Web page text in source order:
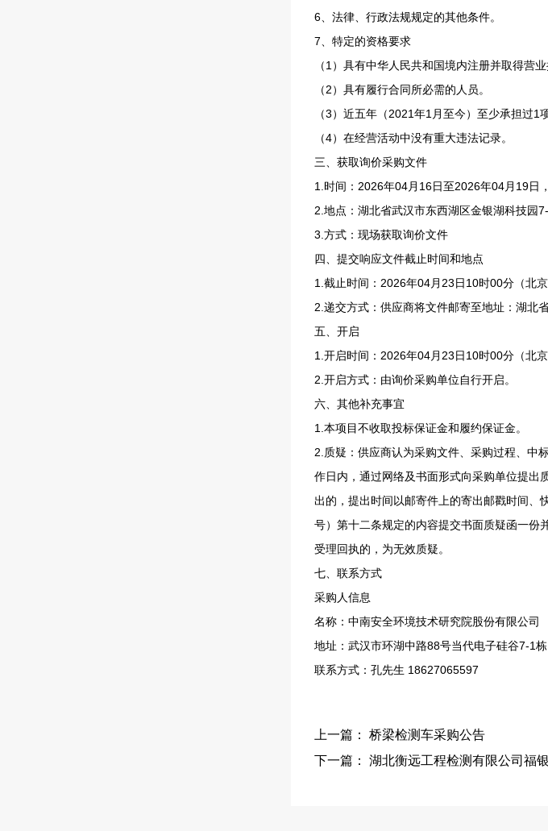
6、法律、行政法规规定的其他条件。
7、特定的资格要求
（1）具有中华人民共和国境内注册并取得营业
（2）具有履行合同所必需的人员。
（3）近五年（2021年1月至今）至少承担过1
（4）在经营活动中没有重大违法记录。
三、获取询价采购文件
1.时间：2026年04月16日至2026年04月19日
2.地点：湖北省武汉市东西湖区金银湖科技园
3.方式：现场获取询价文件
四、提交响应文件截止时间和地点
1.截止时间：2026年04月23日10时00分（北京
2.递交方式：供应商将文件邮寄至地址：湖北
五、开启
1.开启时间：2026年04月23日10时00分（北京
2.开启方式：由询价采购单位自行开启。
六、其他补充事宜
1.本项目不收取投标保证金和履约保证金。
2.质疑：供应商认为采购文件、采购过程、中
作日内，通过网络及书面形式向采购单位提出
出的，提出时间以邮寄件上的寄出邮戳时间、
号）第十二条规定的内容提交书面质疑函一份
受理回执的，为无效质疑。
七、联系方式
采购人信息
名称：中南安全环境技术研究院股份有限公司
地址：武汉市环湖中路88号当代电子硅谷7-1栋
联系方式：孔先生 18627065597
上一篇： 桥梁检测车采购公告
下一篇： 湖北衡远工程检测有限公司福